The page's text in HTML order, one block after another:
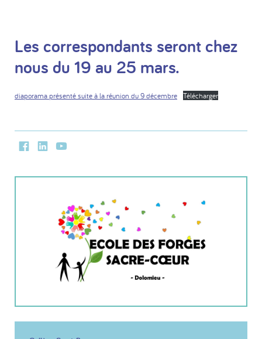
Les correspondants seront chez
nous du 19 au 25 mars.
diaporama présenté suite à la réunion du 9 décembre Télécharger
FacebookLinkedInYoutube